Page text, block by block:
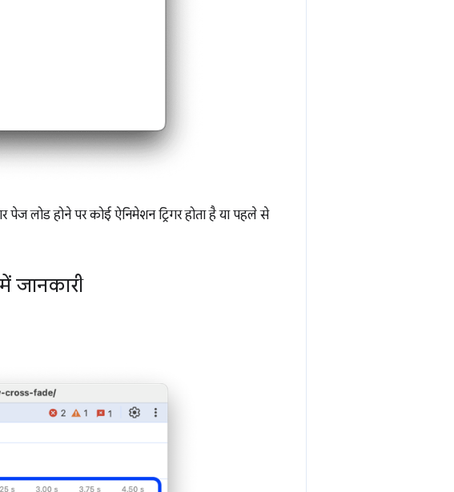
लोड होने पर कोई ऐनिमेशन ट्रिगर होता है या पहले से